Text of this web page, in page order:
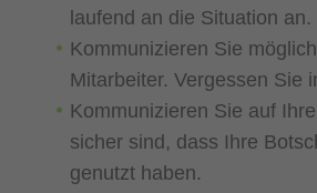
laufend an die Situation an.
Kommunizieren Sie
Mitarbeiter. Vergessen Sie
Kommunizieren Sie auf
sicher sind, dass Ihre
genutzt haben.